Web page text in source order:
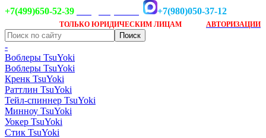
+7(499)650-52-39
+7(980)050-37-12
ТОЛЬКО ЮРИДИЧЕСКИМ ЛИЦАМ АВТОРИЗАЦИИ
-
Воблеры TsuYoki
Воблеры TsuYoki
Кренк TsuYoki
Раттлин TsuYoki
Тейл-спиннер TsuYoki
Минноу TsuYoki
Уокер TsuYoki
Стик TsuYoki